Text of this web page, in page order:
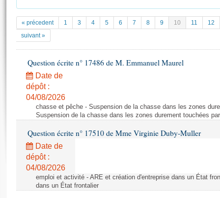
Documents parlementaires
Projets de loi
Propositions de loi
Amendements
Textes adoptés
Rapports d'information
Rapports législatifs
Rapports sur l'application des lois
Baromètre de l’application des lois
Dossiers législatifs
Documents de référence
( Constitution | Règlement de l'Assemblée ... )
Histoire
Juniors
Anciennes législatures
Liens vers les sites publics
La Bibliothèque
Les archives
Photos libres de droit
« précedent 1 3 4 5 6 7 8 9 10 11
12
suivant »
Question écrite n° 17486 de M. Emmanuel Maurel
Date de
dépôt :
04/08/2026
chasse et pêche - Suspension de la chasse dans les zones
Suspension de la chasse dans les zones durement touchées
Question écrite n° 17510 de Mme Virginie Duby-Muller
Date de
dépôt :
04/08/2026
emploi et activité - ARE et création d'entreprise dans un État
dans un État frontalier